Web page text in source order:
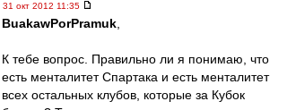
31 окт 2012 11:35
BuakawPorPramuk
К тебе вопрос. Правильно ли я понимаю, что
есть менталитет Спартака и есть менталитет
всех остальных клубов, которые за Кубок